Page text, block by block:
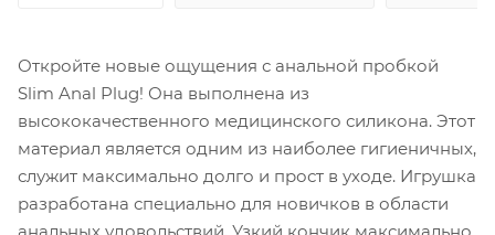
Откройте новые ощущения с анальной пробкой
Slim Anal Plug! Она выполнена из
высококачественного медицинского силикона. Этот
материал является одним из наиболее гигиеничных,
служит максимально долго и прост в уходе. Игрушка
разработана специально для новичков в области